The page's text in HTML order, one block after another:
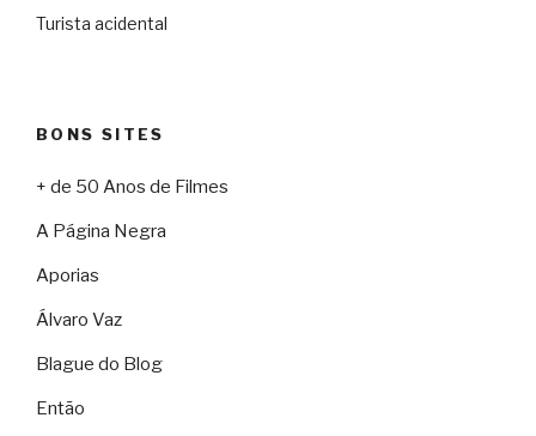
Turista acidental
BONS SITES
+ de 50 Anos de Filmes
A Página Negra
Aporias
Álvaro Vaz
Blague do Blog
Então